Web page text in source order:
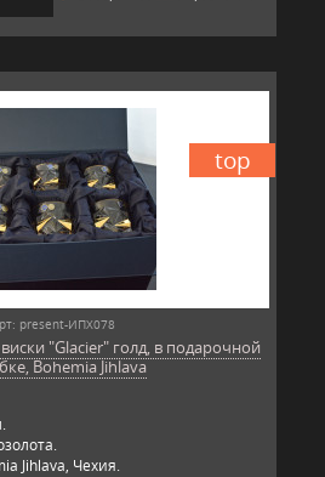
top
present-ИПХ078
"Glacier" голд, в подарочной
Bohemia Jihlava
Jihlava, Чехия.